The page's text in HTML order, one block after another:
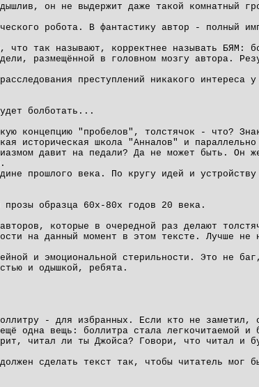
он не выдержит даже такой комнатный
робота. В фантастику автор - полный
так называют, корректнее называть БЯМ:
размещённой в головном мозгу автора.
преступлений никакого интереса
болботать...
концепцию "пробелов", толстячок - что?
историческая школа "Анналов" и
давит на педали? Да не может быть. Он
прошлого века. По кругу идей и устройству
образца 60х-80х годов 20 века.
которые в очередной раз делают
на данный момент в этом тексте. Лучше не
и эмоциональной стерильности. Это не
и одышкой, ребята.
- для избранных. Если кто не заметил,
одна вещь: боллитра стала легкочитаемой и
читал ли ты Джойса? Говори, что читал и
сделать текст так, чтобы читатель мог